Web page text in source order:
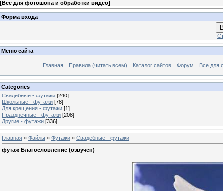
[Все для фотошопа и обработки видео]
Форма входа
Меню сайта
Главная Правила (читать всем) Каталог сайтов Форум Все для
Categories
Свадебные - футажи [240]
Школьные - футажи [78]
Для крещения - футажи [1]
Празднечные - футажи [208]
Другие - футажи [336]
Главная » Файлы » Футажи » Свадебные - футажи
футаж Благословление (озвучен)